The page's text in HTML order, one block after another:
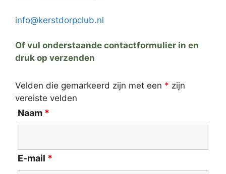
info@kerstdorpclub.nl
Of vul onderstaande contactformulier in en
druk op verzenden
Velden die gemarkeerd zijn met een * zijn
vereiste velden
Naam *
E-mail *